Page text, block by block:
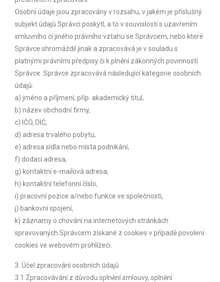
Osobní údaje jsou zpracovány v rozsahu, v jakém je příslušný
subjekt údajů Správci poskytl, a to v souvislosti s uzavřením
smluvního či jiného právního vztahu se Správcem, nebo které
Správce shromáždil jinak a zpracovává je v souladu s
platnými právními předpisy či k plnění zákonných povinností
Správce. Správce zpracovává následující kategorie osobních
údajů:
a) jméno a příjmení, příp. akademický titul,
b) název obchodní firmy,
c) IČO, DIČ,
d) adresa trvalého pobytu,
e) adresa sídla nebo místa podnikání,
f) dodací adresa,
g) kontaktní e-mailová adresa,
h) kontaktní telefonní číslo,
i) pracovní pozice a/nebo funkce ve společnosti,
j) bankovní spojení,
k) záznamy o chování na internetových stránkách
spravovaných Správcem získané z cookies v případě povolení
cookies ve webovém prohlížeči.
3. Účel zpracování osobních údajů
3.1 Zpracovávání z důvodu splnění smlouvy, splnění